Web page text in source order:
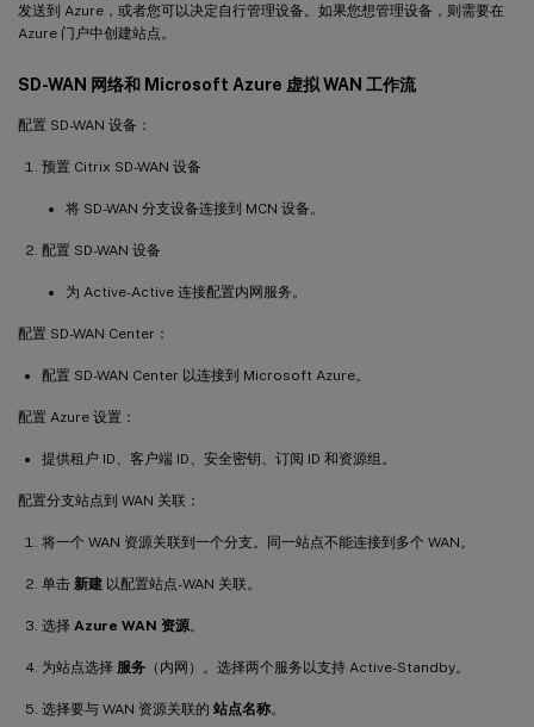
发送到 Azure，或者您可以决定自行管理设备。如果您想管理设备，则需要在
Azure 门户中创建站点。
SD-WAN 网络和 Microsoft Azure 虚拟 WAN 工作流
配置 SD-WAN 设备：
预置 Citrix SD-WAN 设备
将 SD-WAN 分支设备连接到 MCN 设备。
配置 SD-WAN 设备
为 Active-Active 连接配置内网服务。
配置 SD-WAN Center：
配置 SD-WAN Center 以连接到 Microsoft Azure。
配置 Azure 设置：
提供租户 ID、客户端 ID、安全密钥、订阅 ID 和资源组。
配置分支站点到 WAN 关联：
将一个 WAN 资源关联到一个分支。同一站点不能连接到多个 WAN。
单击 新建 以配置站点-WAN 关联。
选择 Azure WAN 资源。
为站点选择 服务 （内网）。选择两个服务以支持 Active-Standby。
选择要与 WAN 资源关联的 站点名称。